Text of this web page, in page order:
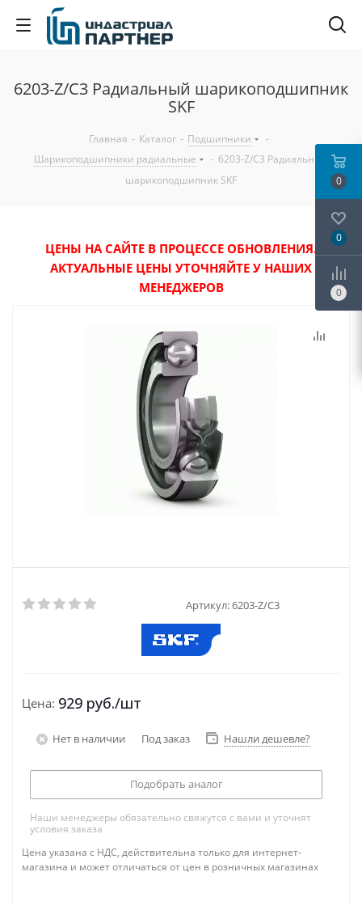
6203-Z/C3 Радиальный шарикоподшипник
SKF
Главная - Каталог - Подшипники
-
Шарикоподшипники радиальные
- 6203-Z/C3 Радиальный
шарикоподшипник SKF
ЦЕНЫ НА САЙТЕ В ПРОЦЕССЕ ОБНОВЛЕНИЯ.
АКТУАЛЬНЫЕ ЦЕНЫ УТОЧНЯЙТЕ У НАШИХ
МЕНЕДЖЕРОВ
Артикул:6203-Z/C3
Цена: 929 руб./шт
Нет в наличии Под заказ Нашли дешевле?
Подобрать аналог
Наши менеджеры обязательно свяжутся с вами и уточнят
условия заказа
Цена указана с НДС, действительна только для интернет-
магазина и может отличаться от цен в розничных магазинах
0
0
0